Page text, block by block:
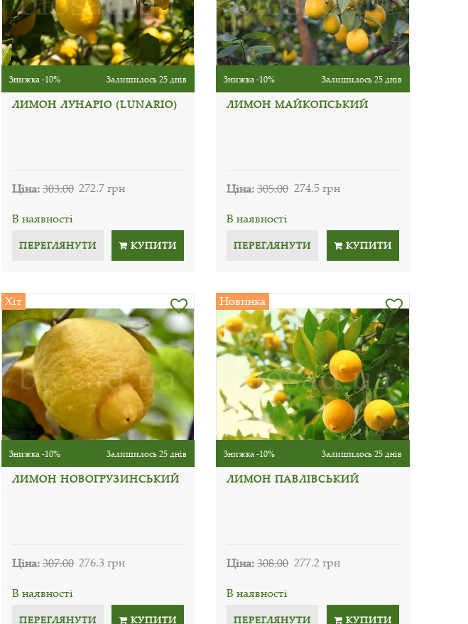
Знижка -10% Залишилось 25 днів
ЛИМОН ЛУНАРІО (LUNARIO)
Ціна:303.00 272.7 грн
В наявності
ПЕРЕГЛЯНУТИ КУПИТИ
Знижка -10% Залишилось 25 днів
ЛИМОН МАЙКОПСЬКИЙ
Ціна:305.00 274.5 грн
В наявності
ПЕРЕГЛЯНУТИ КУПИТИ
Хіт
Знижка -10% Залишилось 25 днів
ЛИМОН НОВОГРУЗИНСЬКИЙ
Ціна:307.00 276.3 грн
В наявності
ПЕРЕГЛЯНУТИ КУПИТИ
Новинка
Знижка -10% Залишилось 25 днів
ЛИМОН ПАВЛІВСЬКИЙ
Ціна:308.00 277.2 грн
В наявності
ПЕРЕГЛЯНУТИ КУПИТИ